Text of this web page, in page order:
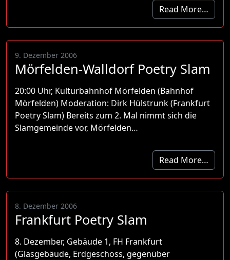
Read More…
9. Dezember 2006
Mörfelden-Walldorf Poetry Slam
20:00 Uhr, Kulturbahnhof Mörfelden (Bahnhof
Mörfelden) Moderation: Dirk Hülstrunk (Frankfurt
Poetry Slam) Bereits zum 2. Mal nimmt sich die
Slamgemeinde vor, Mörfelden…
Read More…
8. Dezember 2006
Frankfurt Poetry Slam
8. Dezember, Gebäude 1, FH Frankfurt
(Glasgebäude, Erdgeschoss, gegenüber